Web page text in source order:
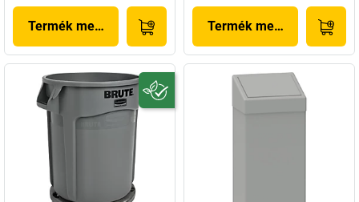
Termék megjelenítése Termék megjelenítése